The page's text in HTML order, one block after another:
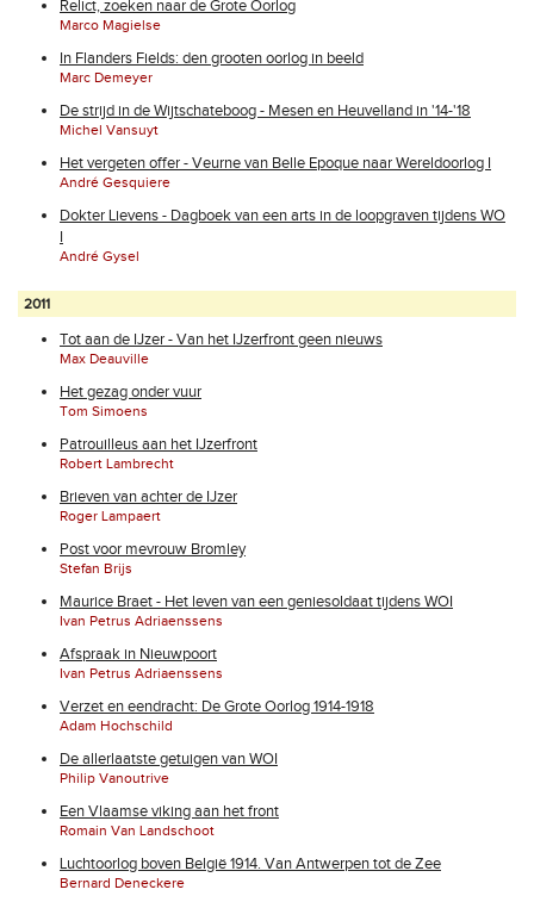
Relict, zoeken naar de Grote Oorlog
Marco Magielse
In Flanders Fields: den grooten oorlog in beeld
Marc Demeyer
De strijd in de Wijtschateboog - Mesen en Heuvelland in '14-'18
Michel Vansuyt
Het vergeten offer - Veurne van Belle Epoque naar Wereldoorlog I
André Gesquiere
Dokter Lievens - Dagboek van een arts in de loopgraven tijdens WO
I
André Gysel
2011
Tot aan de IJzer - Van het IJzerfront geen nieuws
Max Deauville
Het gezag onder vuur
Tom Simoens
Patrouilleus aan het IJzerfront
Robert Lambrecht
Brieven van achter de IJzer
Roger Lampaert
Post voor mevrouw Bromley
Stefan Brijs
Maurice Braet - Het leven van een geniesoldaat tijdens WOI
Ivan Petrus Adriaenssens
Afspraak in Nieuwpoort
Ivan Petrus Adriaenssens
Verzet en eendracht: De Grote Oorlog 1914-1918
Adam Hochschild
De allerlaatste getuigen van WOI
Philip Vanoutrive
Een Vlaamse viking aan het front
Romain Van Landschoot
Luchtoorlog boven België 1914. Van Antwerpen tot de Zee
Bernard Deneckere